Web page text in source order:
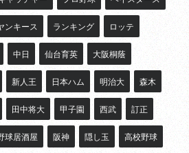
ンキース ランキング ロッテ
中日 仙台育英 大阪桐蔭
新人王 日本ハム 明治大 森木
田中将大 甲子園 西武 訂正
球居酒屋 阪神 隠し玉 高校野球